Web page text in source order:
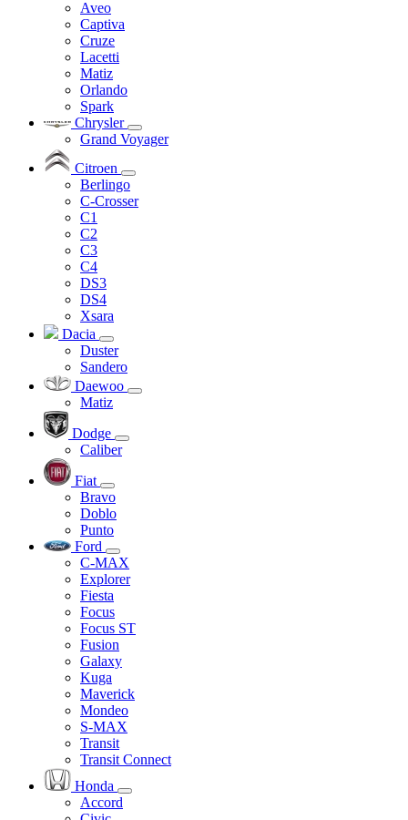
Aveo
Captiva
Cruze
Lacetti
Matiz
Orlando
Spark
Chrysler
Grand Voyager
Citroen
Berlingo
C-Crosser
C1
C2
C3
C4
DS3
DS4
Xsara
Dacia
Duster
Sandero
Daewoo
Matiz
Dodge
Caliber
Fiat
Bravo
Doblo
Punto
Ford
C-MAX
Explorer
Fiesta
Focus
Focus ST
Fusion
Galaxy
Kuga
Maverick
Mondeo
S-MAX
Transit
Transit Connect
Honda
Accord